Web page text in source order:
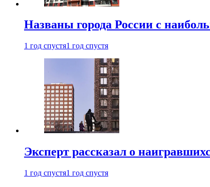
Названы города России с
1 год спустя1 год спустя
Эксперт рассказал о
1 год спустя1 год спустя